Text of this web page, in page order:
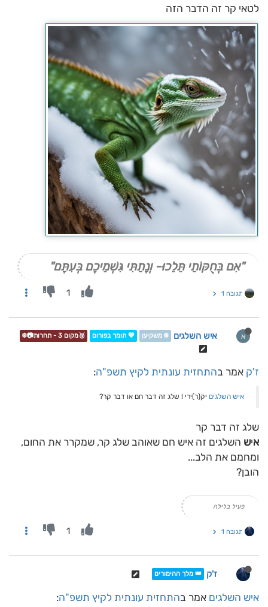
לטאי קר זה הדבר הזה
"אִם בְּחֻקּוֹתַי תֵּלֵכוּ- וְנָתַתִּי גִּשְׁמֵיכֶם בְּעִתָּם"
תגובה 1 1
א איש השלגים ❄️ משקיען 💖 תומך בפורום 🥉מקום 3 - תחרות📷❄️
ז'ק אמר בהתחזית עונתית לקיץ תשפ"ה:
איש השלגים יק(ר)ירי ! שלג זה דבר חם או דבר קר?
שלג זה דבר קר
איש השלגים זה איש חם שאוהב שלג קר, שמקרר את החום,
ומחמם את הלב...
הובן?
פעיל בלילה
תגובה 1 1
ז'ק 👑 מלך ההימורים
איש השלגים אמר בהתחזית עונתית לקיץ תשפ"ה: